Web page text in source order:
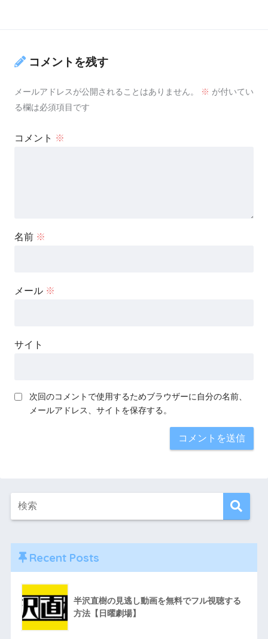
コメントを残す
メールアドレスが公開されることはありません。 ※ が付いてい
る欄は必須項目です
コメント ※
名前 ※
メール ※
サイト
次回のコメントで使用するためブラウザーに自分の名前、
メールアドレス、サイトを保存する。
Recent Posts
半沢直樹の見逃し動画を無料でフル視聴する
方法【日曜劇場】